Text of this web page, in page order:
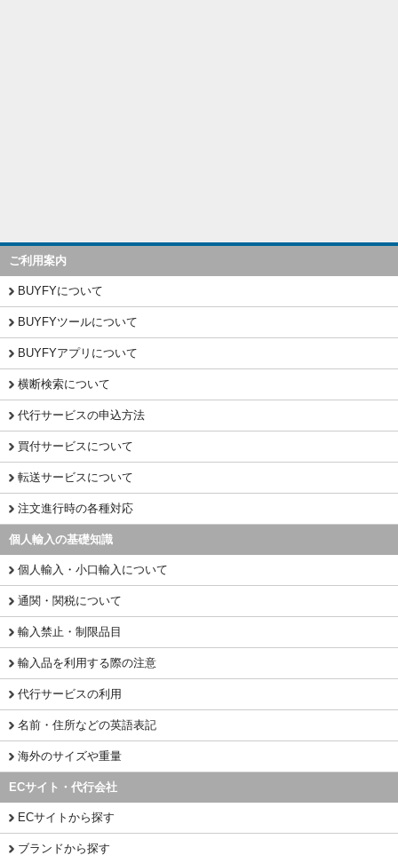
ご利用案内
BUYFYについて
BUYFYツールについて
BUYFYアプリについて
横断検索について
代行サービスの申込方法
買付サービスについて
転送サービスについて
注文進行時の各種対応
個人輸入の基礎知識
個人輸入・小口輸入について
通関・関税について
輸入禁止・制限品目
輸入品を利用する際の注意
代行サービスの利用
名前・住所などの英語表記
海外のサイズや重量
ECサイト・代行会社
ECサイトから探す
ブランドから探す